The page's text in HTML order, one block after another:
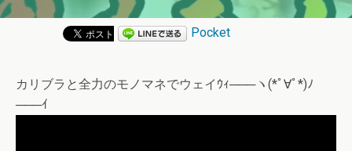
Pocket
カリブラと全力のモノマネでウェイｳｨ───ヽ(*ﾟ∀ﾟ*)ﾉ
───ｲ